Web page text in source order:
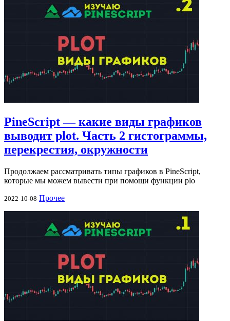
PineScript — какие виды графиков
выводит plot. Часть 2 гистограммы,
перекрестия, окружности
Продолжаем рассматривать типы графиков в PineScript,
которые мы можем вывести при помощи функции plo
2022-10-08 Прочее